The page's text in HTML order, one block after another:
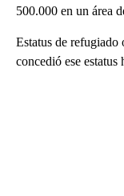
500.000 en un área
Estatus de refugiado
concedió ese estatus